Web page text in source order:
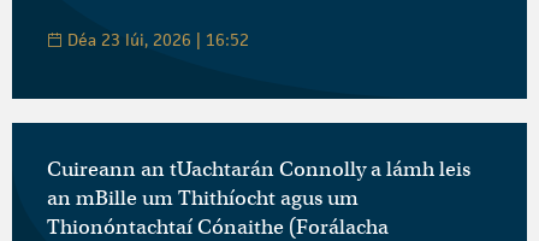
Déa 23 Iúi, 2026 | 16:52
Cuireann an tUachtarán Connolly a lámh leis
an mBille um Thithíocht agus um
Thionóntachtaí Cónaithe (Forálacha